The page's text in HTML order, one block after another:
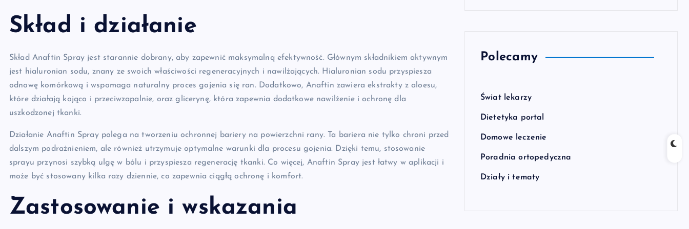
Skład i działanie
Skład Anaftin Spray jest starannie dobrany, aby zapewnić maksymalną efektywność. Głównym składnikiem aktywnym
jest hialuronian sodu, znany ze swoich właściwości regeneracyjnych i nawilżających. Hialuronian sodu przyspiesza
odnowę komórkową i wspomaga naturalny proces gojenia się ran. Dodatkowo, Anaftin zawiera ekstrakty z aloesu,
które działają kojąco i przeciwzapalnie, oraz glicerynę, która zapewnia dodatkowe nawilżenie i ochronę dla
uszkodzonej tkanki.
Działanie Anaftin Spray polega na tworzeniu ochronnej bariery na powierzchni rany. Ta bariera nie tylko chroni przed
dalszym podrażnieniem, ale również utrzymuje optymalne warunki dla procesu gojenia. Dzięki temu, stosowanie
sprayu przynosi szybką ulgę w bólu i przyspiesza regenerację tkanki. Co więcej, Anaftin Spray jest łatwy w aplikacji i
może być stosowany kilka razy dziennie, co zapewnia ciągłą ochronę i komfort.
Zastosowanie i wskazania
Polecamy
Świat lekarzy
Dietetyka portal
Domowe leczenie
Poradnia ortopedyczna
Działy i tematy